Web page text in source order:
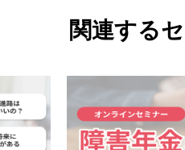
関連する